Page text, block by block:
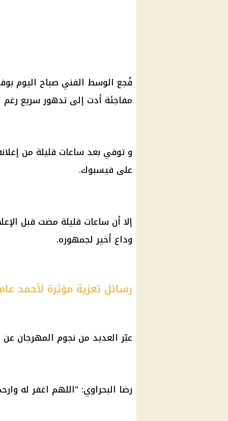
فُجع الوسط الفني صباح اليوم
مفاجئة أدت إلى تدهور سريع رغم
و توفي بعد ساعات قليلة من
على فيسبوك.
إلا أن ساعات قليلة مضت قبل
وداع أخير لجمهوره.
رسائل تعزية مؤثرة لأحمد
عبّر العديد من نجوم المهرجان
رضا البحراوي: "اللهم اغفر له